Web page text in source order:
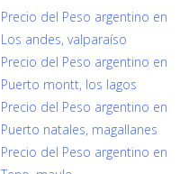
Precio del Peso argentino en
Los andes, valparaíso
Precio del Peso argentino en
Puerto montt, los lagos
Precio del Peso argentino en
Puerto natales, magallanes
Precio del Peso argentino en